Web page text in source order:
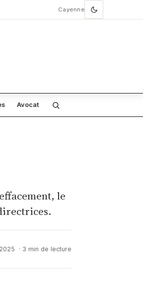
Cayenne
Avocat
le
· 3 min de lecture